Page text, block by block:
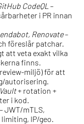
CodeQL –
i PR innan
Renovate–
föreslår patchar.
att veta exakt vilka
finns.
miljö) för att
autorisering.
+ rotation +
i kod.
JWT/mTLS,
IP/geo.